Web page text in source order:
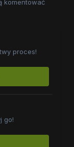
komentować
proces!
go!